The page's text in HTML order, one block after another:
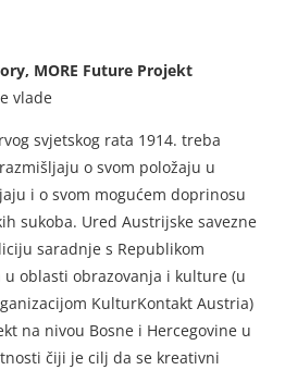
MORE Future Projekt
vlade
svjetskog rata 1914. treba
o svom položaju u
i o svom mogućem doprinosu
sukoba. Ured Austrijske savezne
saradnje s Republikom
u oblasti obrazovanja i kulture (u
KulturKontakt Austria)
na nivou Bosne i Hercegovine u
čiji je cilj da se kreativni